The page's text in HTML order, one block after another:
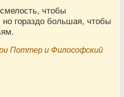
чтобы
но гораздо большая, чтобы
Поттер и Философский